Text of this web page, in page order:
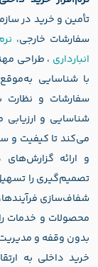
تأمین و خرید در
سفارشات خارجی،
انبارداری ، طراحی
با شناسایی
سفارشات و نظارت
شناسایی و
می‌کند تا کیفیت و
و ارائه
تصمیم‌گیری را
شفاف‌سازی
محصولات و خدمات
بدون وقفه و مدیریت
خرید داخلی به